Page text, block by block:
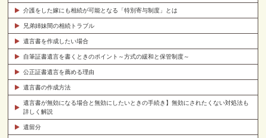
介護をした嫁にも相続が可能となる「特別寄与制度」とは
兄弟姉妹間の相続トラブル
遺言書を作成したい場合
自筆証書遺言を書くときのポイント～方式の緩和と保管制度～
公正証書遺言を薦める理由
遺言書の作成方法
遺言書が無効になる場合と無効にしたいときの手続き】無効にされたくない対処法も
詳しく解説
遺留分